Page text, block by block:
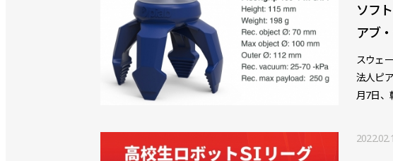
ソフ
アブ
スウェ
法人ピ
月7日